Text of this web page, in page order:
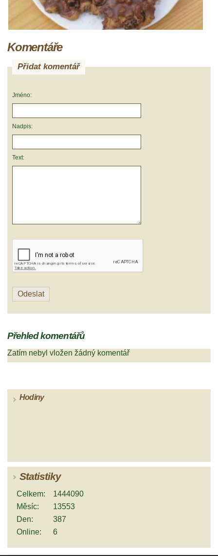
Komentáře
Přidat komentář
Jméno:
Nadpis:
Text:
Přehled komentářů
Zatím nebyl vložen žádný komentář
Hodiny
Statistiky
Online: 6
Celkem:
1444090
Měsíc:
13553
Den:
387